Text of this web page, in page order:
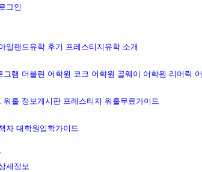
그인
일랜드유학 후기 프레스티지유학 소개
그램 더블린 어학원 코크 어학원 골웨이 어학원 리머릭
워홀 정보게시판 프레스티지 워홀무료가이드
자 대학원입학가이드
세정보